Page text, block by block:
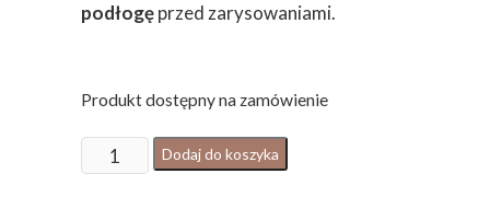
podłogęprzed zarysowaniami.
Produkt dostępny na zamówienie
ilość
Dodaj do koszyka